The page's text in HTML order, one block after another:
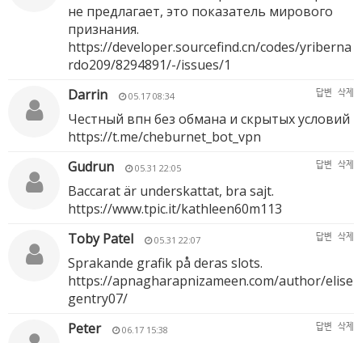
не предлагает, это показатель мирового
признания.
https://developer.sourcefind.cn/codes/yriberna
rdo209/8294891/-/issues/1
Darrin
05.17 08:34 답변 삭제
Честный впн без обмана и скрытых условий
https://t.me/cheburnet_bot_vpn
Gudrun
05.31 22:05 답변 삭제
Baccarat är underskattat, bra sajt.
https://www.tpic.it/kathleen60m113
Toby Patel
05.31 22:07 답변 삭제
Sprakande grafik på deras slots.
https://apnagharapnizameen.com/author/elise
gentry07/
Peter
06.17 15:38 답변 삭제